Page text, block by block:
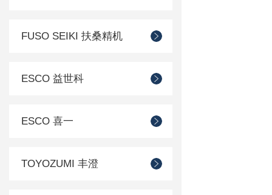
FUSO SEIKI 扶桑精机
ESCO 益世科
ESCO 喜一
TOYOZUMI 丰澄